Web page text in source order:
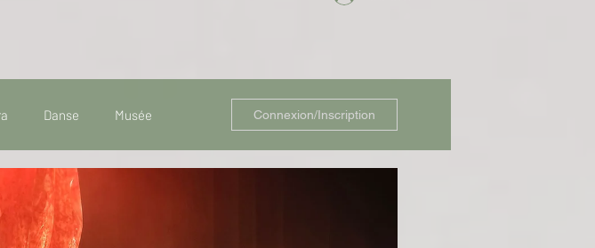
Danse Musée
Burlesque
Connexion/Inscription